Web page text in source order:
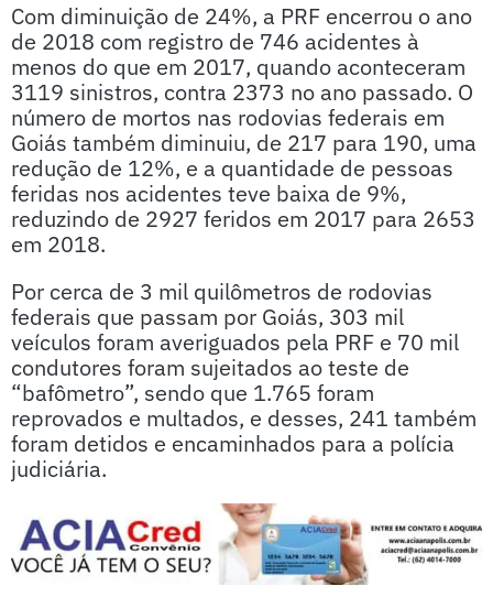
Com diminuição de 24%, a PRF encerrou o ano
de 2018 com registro de 746 acidentes à
menos do que em 2017, quando aconteceram
3119 sinistros, contra 2373 no ano passado. O
número de mortos nas rodovias federais em
Goiás também diminuiu, de 217 para 190, uma
redução de 12%, e a quantidade de pessoas
feridas nos acidentes teve baixa de 9%,
reduzindo de 2927 feridos em 2017 para 2653
em 2018.
Por cerca de 3 mil quilômetros de rodovias
federais que passam por Goiás, 303 mil
veículos foram averiguados pela PRF e 70 mil
condutores foram sujeitados ao teste de
“bafômetro”, sendo que 1.765 foram
reprovados e multados, e desses, 241 também
foram detidos e encaminhados para a polícia
judiciária.